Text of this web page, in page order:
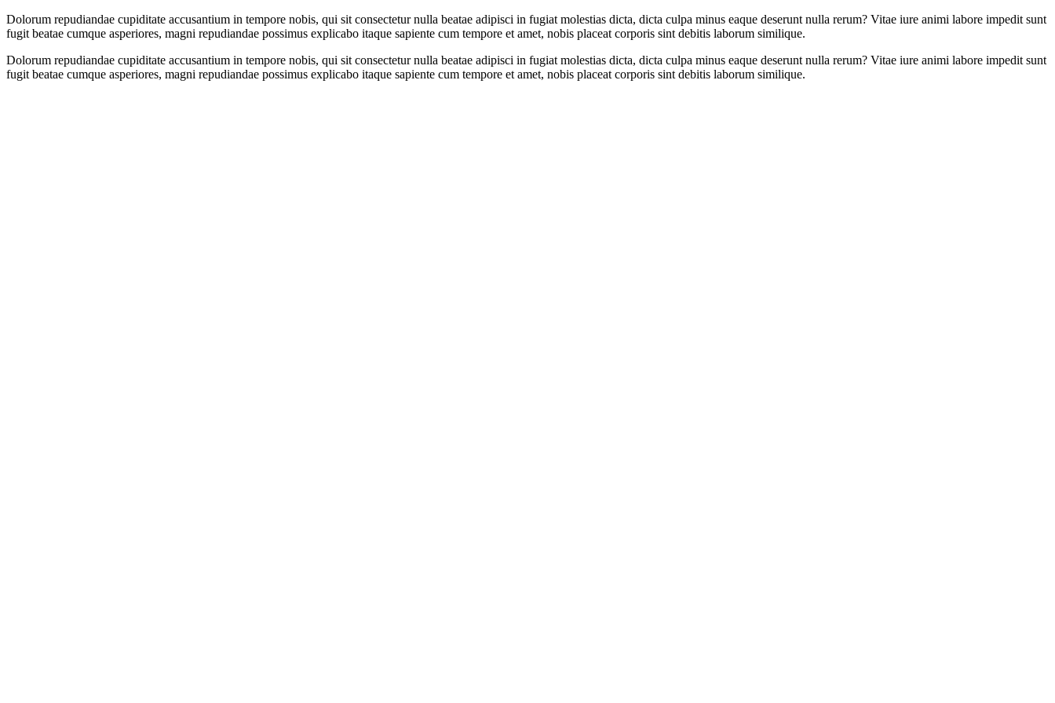
Dolorum repudiandae cupiditate accusantium in tempore nobis, qui sit consectetur nulla beatae adipisci in fugiat molestias dicta, dicta culpa minus eaque deserunt nulla rerum? Vitae iure animi labore impedit sunt
fugit beatae cumque asperiores, magni repudiandae possimus explicabo itaque sapiente cum tempore et amet, nobis placeat corporis sint debitis laborum similique.
Dolorum repudiandae cupiditate accusantium in tempore nobis, qui sit consectetur nulla beatae adipisci in fugiat molestias dicta, dicta culpa minus eaque deserunt nulla rerum? Vitae iure animi labore impedit sunt
fugit beatae cumque asperiores, magni repudiandae possimus explicabo itaque sapiente cum tempore et amet, nobis placeat corporis sint debitis laborum similique.